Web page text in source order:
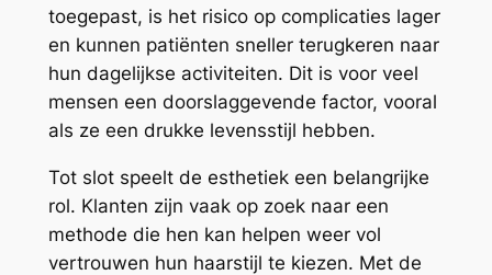
toegepast, is het risico op complicaties lager
en kunnen patiënten sneller terugkeren naar
hun dagelijkse activiteiten. Dit is voor veel
mensen een doorslaggevende factor, vooral
als ze een drukke levensstijl hebben.
Tot slot speelt de esthetiek een belangrijke
rol. Klanten zijn vaak op zoek naar een
methode die hen kan helpen weer vol
vertrouwen hun haarstijl te kiezen. Met de